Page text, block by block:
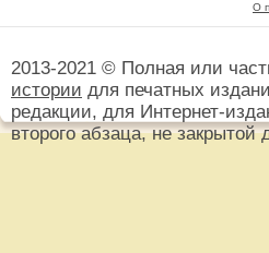
О
2013-2021 © Полная или
истории для печатных
редакции, для Интернет-
второго абзаца, не